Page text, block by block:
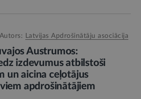
Autors: Latvijas Apdrošinātāju asociācija
Austrumos:
izdevumus atbilstoši
un aicina ceļotājus
apdrošinātājiem